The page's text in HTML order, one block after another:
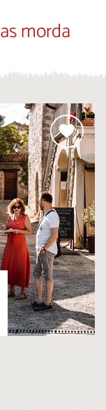
morda